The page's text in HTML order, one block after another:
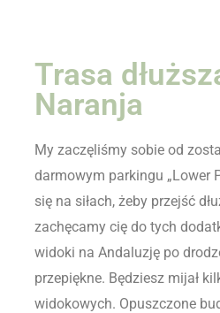
Trasa
Naranja
My zaczęliśmy sobie od
darmowym parkingu „Lower
się na siłach, żeby przejść
zachęcamy cię do tych
widoki na Andaluzję po
przepiękne. Będziesz mijał
widokowych. Opuszczone